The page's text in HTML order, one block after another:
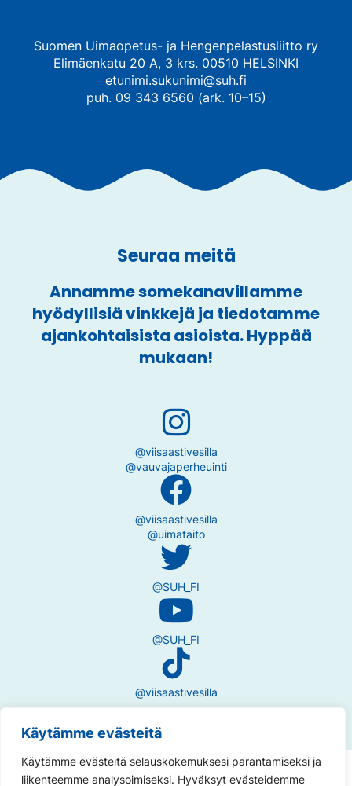
Käytämme evästeitä
Käytämme evästeitä selauskokemuksesi parantamiseksi ja
liikenteemme analysoimiseksi. Hyväksyt evästeidemme
Suomen Uimaopetus- ja Hengenpelastusliitto ry
Elimäenkatu 20 A, 3 krs. 00510 HELSINKI
etunimi.sukunimi@suh.fi
puh. 09 343 6560 (ark. 10–15)
Seuraa meitä
Annamme somekanavillamme
hyödyllisiä vinkkejä ja tiedotamme
ajankohtaisista asioista. Hyppää
mukaan!
@viisaastivesilla
@vauvajaperheuinti
@viisaastivesilla
@uimataito
@SUH_FI
@SUH_FI
@viisaastivesilla
Tietosuojaseloste